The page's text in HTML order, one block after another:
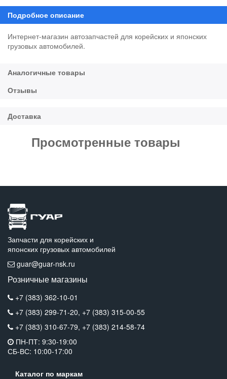
Интернет-магазин автозапчастей для корейских и японских
грузовых автомобилей.
Просмотренные товары
Запчасти для корейских и
японских грузовых автомобилей
guar@guar-nsk.ru
Розничные магазины
+7 (383) 362-10-01
+7 (383) 299-71-20, +7 (383) 315-00-55
+7 (383) 310-67-79, +7 (383) 214-58-74
ПН-ПТ: 9:30-19:00
СБ-ВС: 10:00-17:00
Каталог по маркам